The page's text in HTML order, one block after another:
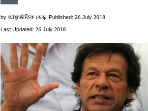
by আন্তর্জাতিক ডেস্ক Published: 26 July 2018
Last Updated: 26 July 2018